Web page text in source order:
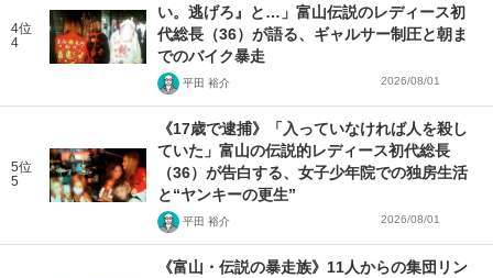
4位
4
い。逃げろ』と…」富山伝説のレディース初
代総長（36）が語る、ギャルサー制圧と朝ま
でのバイク暴走
平田 裕介 2026/08/01
5位
5
《17歳で逮捕》「入っていなければ人を殺し
ていた」富山の伝説的レディース初代総長
（36）が告白する、女子少年院での独房生活
と“ヤンキーの更生”
平田 裕介 2026/08/01
《富山・伝説の暴走族》11人からの集団リン